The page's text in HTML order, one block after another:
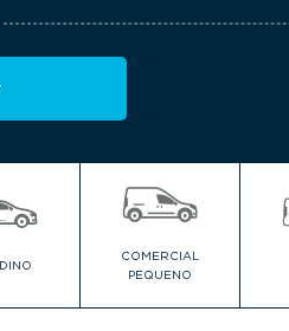
COMERCIAL
PEQUENO